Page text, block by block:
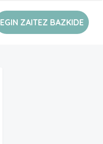
EGIN ZAITEZ BAZKIDE